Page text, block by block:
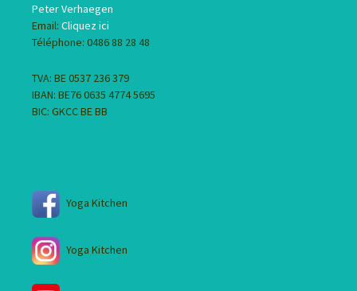
Peter Verhaegen
Email: Cliquez ici
Téléphone: 0486 88 28 48
TVA: BE 0537 236 379
IBAN: BE76 0635 4774 5695
BIC: GKCC BE BB
Yoga Kitchen
Yoga Kitchen